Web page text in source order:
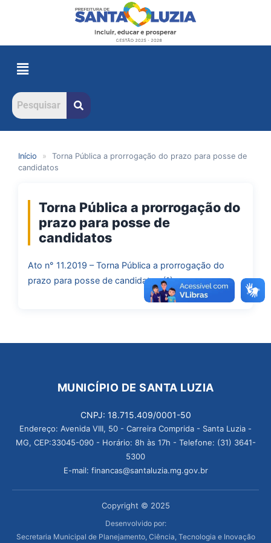
Início »
Torna Pública a prorrogação do prazo para posse de
candidatos
Torna Pública a prorrogação do
prazo para posse de
candidatos
Ato n° 11.2019 – Torna Pública a prorrogação do
prazo para posse de candidatos (1)
MUNICÍPIO DE SANTA LUZIA
CNPJ: 18.715.409/0001-50
Endereço: Avenida VIII, 50 - Carreira Comprida - Santa Luzia -
MG, CEP:33045-090 - Horário: 8h às 17h - Telefone: (31) 3641-
5300
E-mail: financas@santaluzia.mg.gov.br
Copyright © 2025
Desenvolvido por:
Secretaria Municipal de Planejamento, Ciência, Tecnologia e Inovação